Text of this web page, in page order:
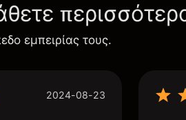
εμπειρίας τους.
2024-08-23